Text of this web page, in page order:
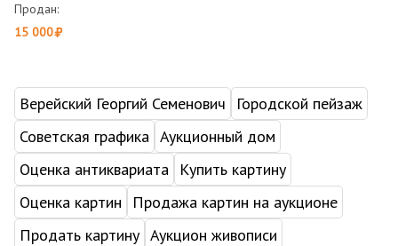
Продан:
15 000
Верейский Георгий Семенович
Городской пейзаж
Советская графика Аукционный дом
Оценка антиквариата
Купить картину
Оценка картин
Продажа картин на аукционе
Продать картину Аукцион живописи